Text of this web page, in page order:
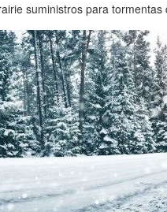
suministros para